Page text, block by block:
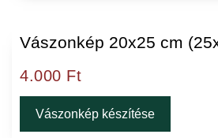
Vászonkép 20x25 cm
4.000 Ft
Vászonkép készítése